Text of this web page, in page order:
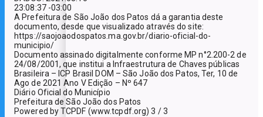
23:08:37 -03:00
A Prefeitura de São João dos Patos dá a garantia deste
documento, desde que visualizado através do site:
https://saojoaodospatos.ma.gov.br/diario-oficial-do-
municipio/
Documento assinado digitalmente conforme MP n°2.200-2 de
24/08/2001, que institui a Infraestrutura de Chaves públicas
Brasileira – ICP Brasil DOM – São João dos Patos, Ter, 10 de
Ago de 2021 Ano V Edição – Nº 647
Diário Oficial do Município
Prefeitura de São João dos Patos
Powered by TCPDF (www.tcpdf.org) 3 / 3